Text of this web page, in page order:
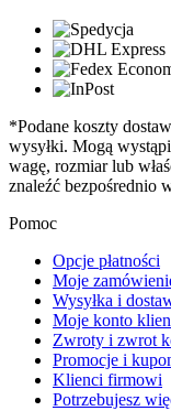
*Podane koszty
wysyłki. Mogą
wagę, rozmiar lub
znaleźć bezpośrednio
Pomoc
Opcje płatności
Moje
Wysyłka i
Moje konto
Zwroty i zwrot
Promocje i
Klienci firmowi
Potrzebujesz